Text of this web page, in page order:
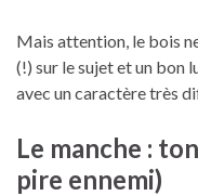
Mais attention, le bois
(!) sur le sujet et un bon
avec un caractère très
Le manche :
pire ennemi)